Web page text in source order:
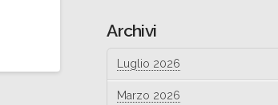
Archivi
Luglio 2026
Marzo 2026